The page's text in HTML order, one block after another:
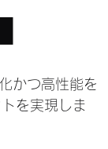
かつ高性能を
を実現しま